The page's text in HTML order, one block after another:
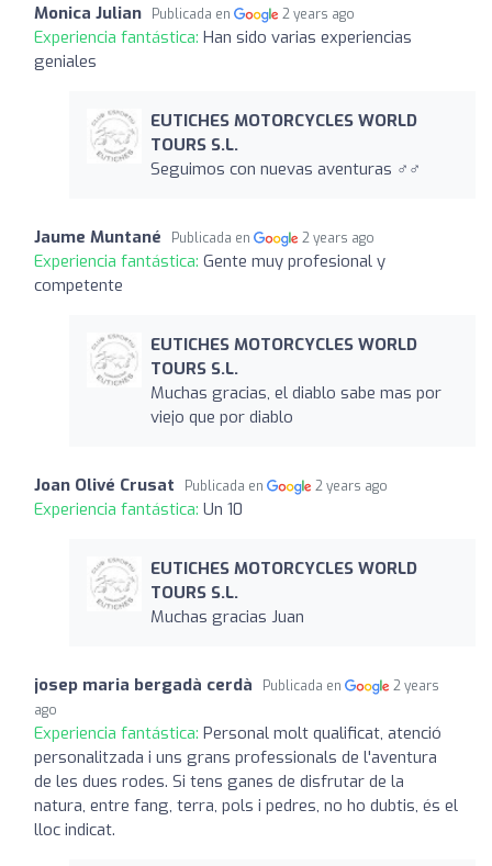
Monica Julian Publicada en 2 years ago
Experiencia fantástica: Han sido varias experiencias
geniales
EUTICHES MOTORCYCLES WORLD
TOURS S.L.
Seguimos con nuevas aventuras ‍♂️‍♂️
Jaume Muntané Publicada en 2 years ago
Experiencia fantástica: Gente muy profesional y
competente
EUTICHES MOTORCYCLES WORLD
TOURS S.L.
Muchas gracias, el diablo sabe mas por
viejo que por diablo
Joan Olivé Crusat Publicada en 2 years ago
Experiencia fantástica: Un 10
EUTICHES MOTORCYCLES WORLD
TOURS S.L.
Muchas gracias Juan
josep maria bergadà cerdà Publicada en
2 years
ago
Experiencia fantástica: Personal molt qualificat, atenció
personalitzada i uns grans professionals de l'aventura
de les dues rodes. Si tens ganes de disfrutar de la
natura, entre fang, terra, pols i pedres, no ho dubtis, és el
lloc indicat.